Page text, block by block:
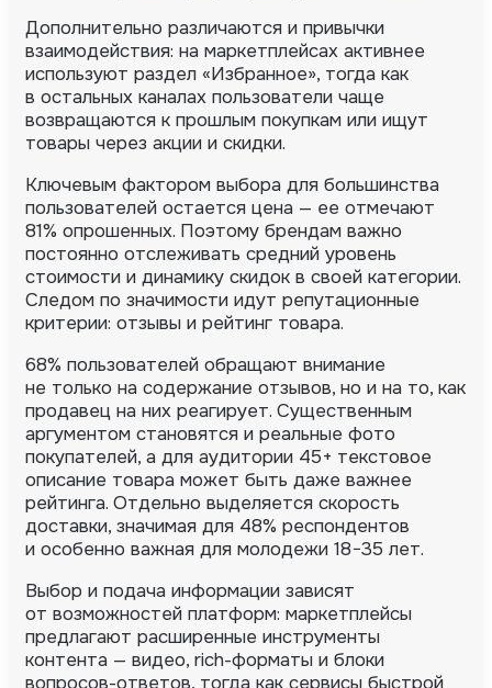
Дополнительно различаются и привычки
взаимодействия: на маркетплейсах активнее
используют раздел «Избранное», тогда как
в остальных каналах пользователи чаще
возвращаются к прошлым покупкам или ищут
товары через акции и скидки.
Ключевым фактором выбора для большинства
пользователей остается цена — ее отмечают
81% опрошенных. Поэтому брендам важно
постоянно отслеживать средний уровень
стоимости и динамику скидок в своей категории.
Следом по значимости идут репутационные
критерии: отзывы и рейтинг товара.
68% пользователей обращают внимание
не только на содержание отзывов, но и на то, как
продавец на них реагирует. Существенным
аргументом становятся и реальные фото
покупателей, а для аудитории 45+ текстовое
описание товара может быть даже важнее
рейтинга. Отдельно выделяется скорость
доставки, значимая для 48% респондентов
и особенно важная для молодежи 18−35 лет.
Выбор и подача информации зависят
от возможностей платформ: маркетплейсы
предлагают расширенные инструменты
контента — видео, rich-форматы и блоки
вопросов-ответов, тогда как сервисы быстрой